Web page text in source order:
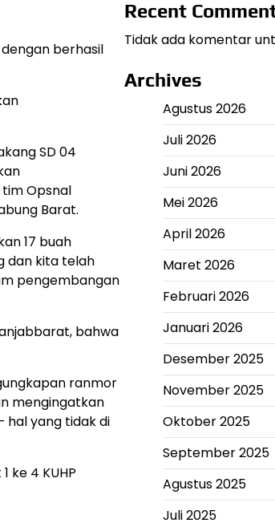
berhasil
SD 04
Opsnal
Barat.
17 buah
dan kita telah
pengembangan
bahwa
ranmor
mengingatkan
hal yang tidak di
ke 4 KUHP
Recent
Tidak ada komentar
Archives
Agustus 2026
Juli 2026
Juni 2026
Mei 2026
April 2026
Maret 2026
Februari 2026
Januari 2026
Desember 2025
November 2025
Oktober 2025
September 2025
Agustus 2025
Juli 2025